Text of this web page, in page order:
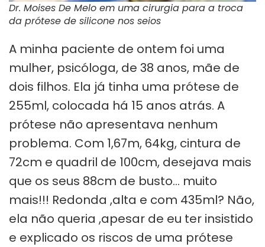
Dr. Moises De Melo em uma cirurgia para a troca
da prótese de silicone nos seios
A minha paciente de ontem foi uma
mulher, psicóloga, de 38 anos, mãe de
dois filhos. Ela já tinha uma prótese de
255ml, colocada há 15 anos atrás. A
prótese não apresentava nenhum
problema. Com 1,67m, 64kg, cintura de
72cm e quadril de 100cm, desejava mais
que os seus 88cm de busto… muito
mais!!! Redonda ,alta e com 435ml? Não,
ela não queria ,apesar de eu ter insistido
e explicado os riscos de uma prótese